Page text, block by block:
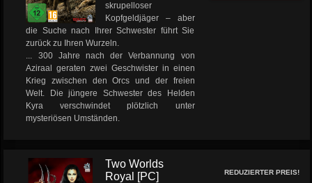
skrupelloser
Kopfgeldjäger – aber
die Suche nach Ihrer Schwester führt Sie
zurück zu Ihren Wurzeln.
... 300 Jahre nach der Verbannung von
Aziraal geraten zwei Geschwister in einen
Krieg zwischen den Orcs und der freien
Welt. Die jüngere Schwester des Helden
Kyra verschwindet plötzlich unter
mysteriösen Umständen.
Two Worlds
Royal [PC]
REDUZIERTER PREIS!